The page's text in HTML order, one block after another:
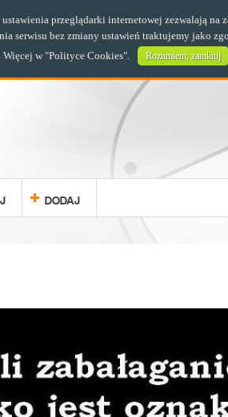
DODAJ
przeglądarki internetowej zezwalają
serwisu bez zmiany ustawień traktujemy jako
Więcej w "Polityce Cookies". Rozumiem, zamknij